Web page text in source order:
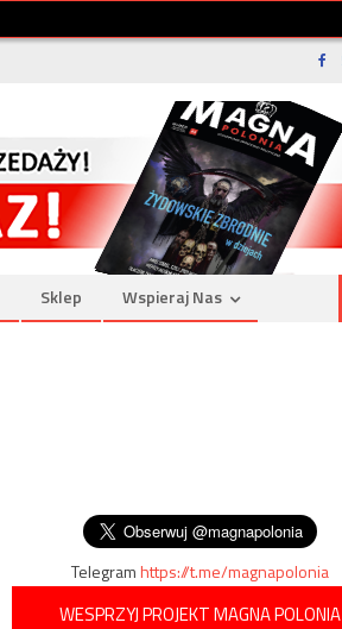
Sklep Wspieraj Nas
Telegramhttps://t.me/magnapolonia
WESPRZYJ PROJEKT MAGNA POLONIA